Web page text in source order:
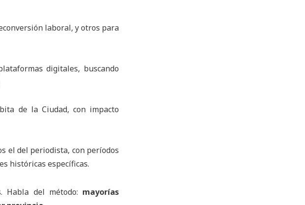
laboral, y otros para
digitales, buscando
de la Ciudad, con impacto
el del periodista, con períodos
históricas específicas.
del método: mayorías